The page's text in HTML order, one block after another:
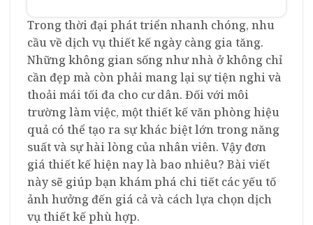
Trong thời đại phát triển nhanh chóng, nhu
cầu về dịch vụ thiết kế ngày càng gia tăng.
Những không gian sống như nhà ở không chỉ
cần đẹp mà còn phải mang lại sự tiện nghi và
thoải mái tối đa cho cư dân. Đối với môi
trường làm việc, một thiết kế văn phòng hiệu
quả có thể tạo ra sự khác biệt lớn trong năng
suất và sự hài lòng của nhân viên. Vậy đơn
giá thiết kế hiện nay là bao nhiêu? Bài viết
này sẽ giúp bạn khám phá chi tiết các yếu tố
ảnh hưởng đến giá cả và cách lựa chọn dịch
vụ thiết kế phù hợp.